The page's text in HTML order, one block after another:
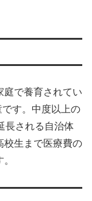
庭で養育されてい
す。中度以上の
長される自治体
校生まで医療費の